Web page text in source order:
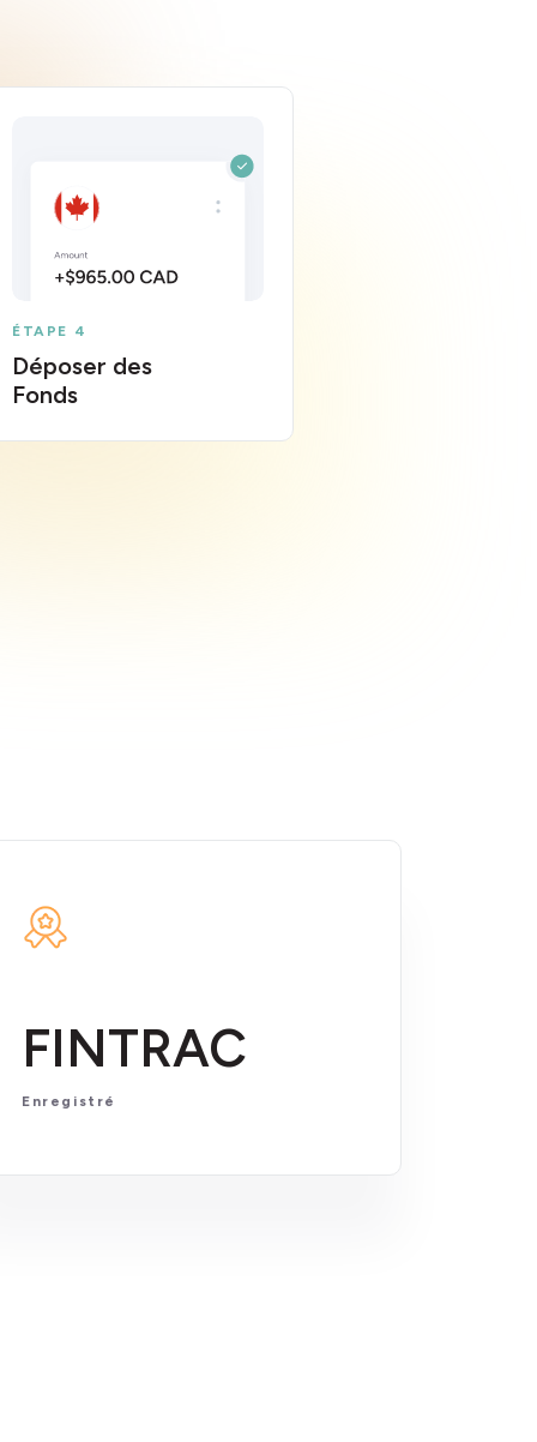
ÉTAPE 4
Déposer des
Fonds
FINTRAC
Enregistré